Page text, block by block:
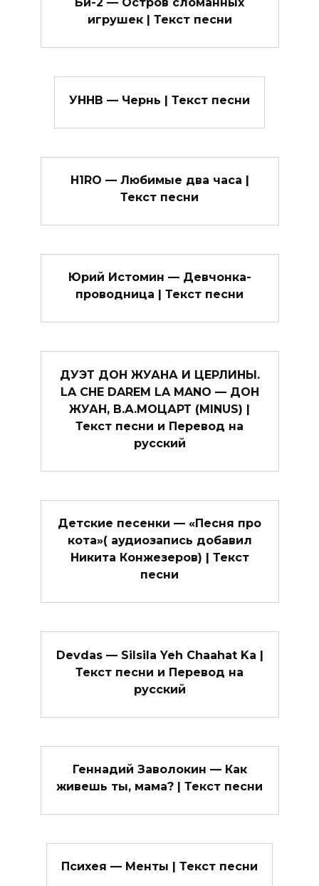
игрушек | Текст песни
УННВ — Чернь | Текст песни
H1RO — Любимые два часа |
Текст песни
Юрий Истомин — Девчонка-
проводница | Текст песни
ДУЭТ ДОН ЖУАНА И ЦЕРЛИНЫ.
LA CHE DAREM LA MANO — ДОН
ЖУАН, В.А.МОЦАРТ (MINUS) |
Текст песни и Перевод на
русский
Детские песенки — «Песня про
кота»( аудиозапись добавил
Никита Конжезеров) | Текст
песни
Devdas — Silsila Yeh Chaahat Ka |
Текст песни и Перевод на
русский
Геннадий Заволокин — Как
живешь ты, мама? | Текст песни
Психея — Менты | Текст песни